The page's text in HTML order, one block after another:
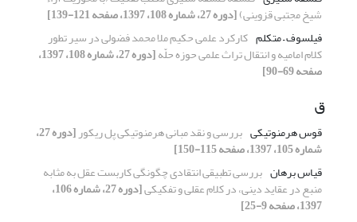
شیخ مجتبی قزوینی)[دوره 27، شماره 108، 1397، صفحه 121-139]
فیلسوف – متکلم کارکرد علمی حکیم ملا محمد فضولی در سیر تطور
کلام امامیه و انتقال تراث علمی حوزه حلّه [دوره 27، شماره 108، 1397،
صفحه 69-90]
ق
قوس هرمنوتیکی بررسی و نقد مبانی هرمنوتیکی پل ریکور [دوره 27،
شماره 105، 1397، صفحه 115-150]
قیاس برهان بررسی تطبیقی انتقادی چگونگی کاربست عقل به مثابه
منبع در عقاید دینی، در کلام عقلی و تفکیکی [دوره 27، شماره 106،
1397، صفحه 9-25]